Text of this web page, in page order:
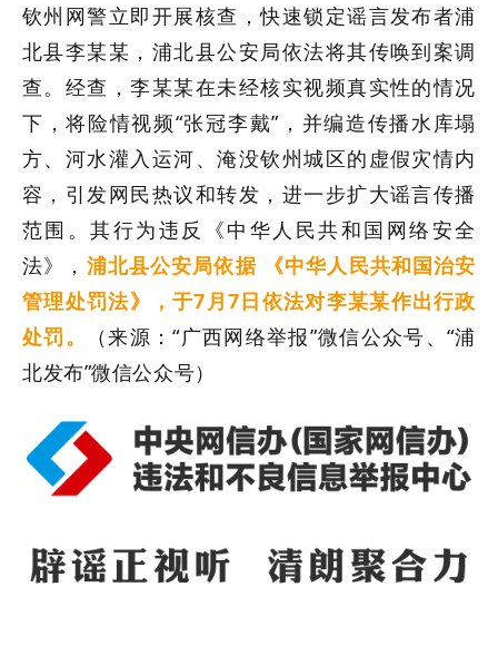
钦州网警立即开展核查，快速锁定谣言发布者浦
北县李某某，浦北县公安局依法将其传唤到案调
查。经查，李某某在未经核实视频真实性的情况
下，将险情视频“张冠李戴”，并编造传播水库塌
方、河水灌入运河、淹没钦州城区的虚假灾情内
容，引发网民热议和转发，进一步扩大谣言传播
范围。其行为违反《中华人民共和国网络安全
法》， 浦北县公安局依据
《中华人民共和国治安
管理处罚法》，于7 月7日依法对李某某作出行政
处罚。
（来源：“广西网络举报”微信公众号、“浦
北发布”微信公众号）